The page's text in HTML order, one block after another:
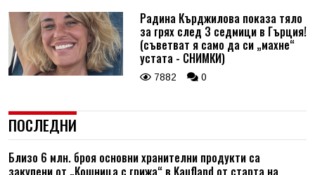
Радина Кърджилова показа тяло
за грях след 3 седмици в Гърция!
(съветват я само да си „махне“
устата - СНИМКИ)
7882 0
ПОСЛЕДНИ
Близо 6 млн. броя основни хранителни продукти са
закупени от „Кошница с грижа“ в Kaufland от старта на